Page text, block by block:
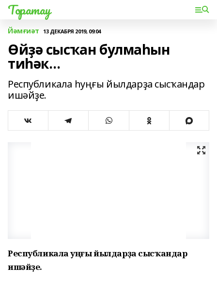
Торатау
Йәмғиәт 13 ДЕКАБРЯ 2019, 09:04
Өйҙә сысҡан булмаһын
тиһәк…
Республикала һуңғы йылдарҙа сысҡандар
ишәйҙе.
Республикала һуңғы йылдарҙа сысҡандар
ишәйҙе.